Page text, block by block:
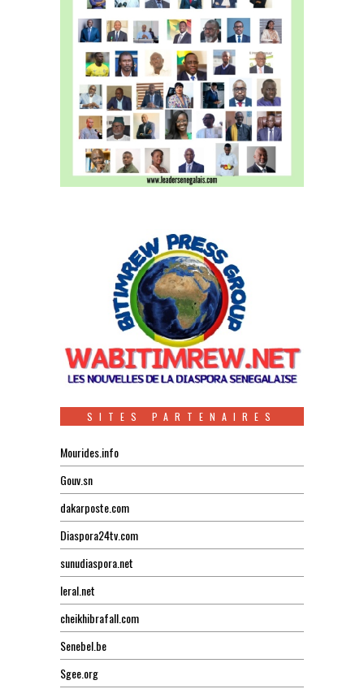
SITES PARTENAIRES
Mourides.info
Gouv.sn
dakarposte.com
Diaspora24tv.com
sunudiaspora.net
leral.net
cheikhibrafall.com
Senebel.be
Sgee.org